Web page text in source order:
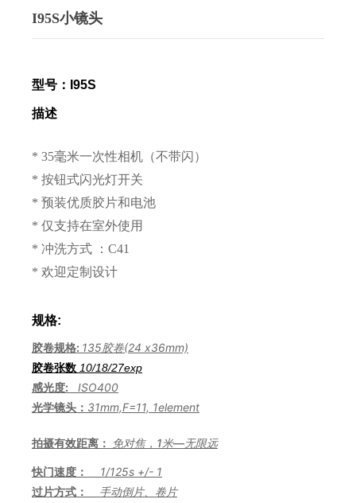
I95S小镜头
型号 ： I95S
描述
* 35毫米一次性相机（不带闪）
* 按钮式闪光灯开关
* 预装优质胶片和电池
* 仅支持在室外使用
* 冲洗方式 ： C41
* 欢迎定制设计
规格:
胶卷规格: 135胶卷(24 x36mm)
胶卷张数 10/18/27exp
感光度: ISO400
光学镜头： 31mm,F=11, 1element
拍摄有效距离： 免对焦，1米—无限远
快门速度：
1/125s +/- 1
过片方式： 手动倒片、卷片